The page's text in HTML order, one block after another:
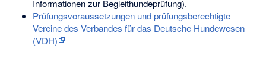
Informationen zur Begleithundeprüfung).
Prüfungsvoraussetzungen und prüfungsberechtigte
Vereine des Verbandes für das Deutsche Hundewesen
(VDH)